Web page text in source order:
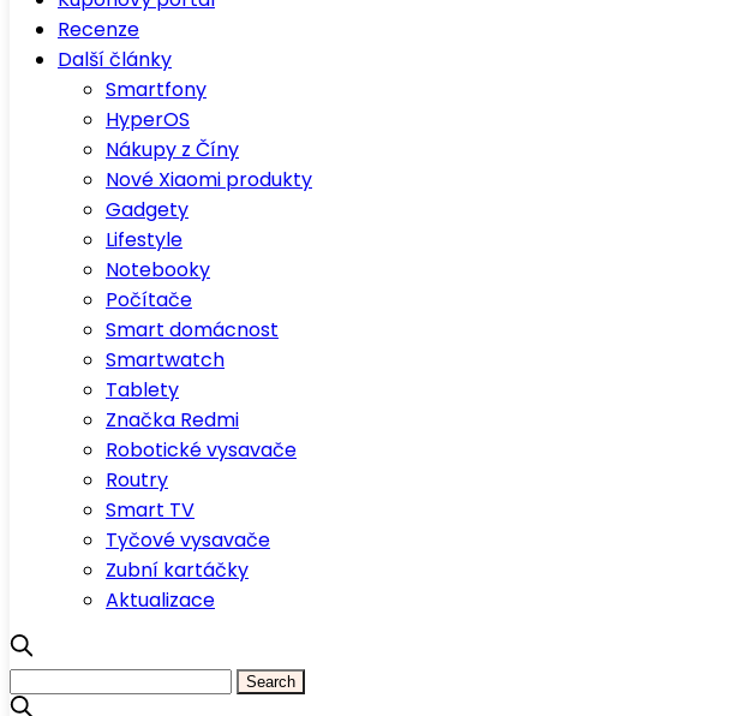
Recenze
Další články
Smartfony
HyperOS
Nákupy z Číny
Nové Xiaomi produkty
Gadgety
Lifestyle
Notebooky
Počítače
Smart domácnost
Smartwatch
Tablety
Značka Redmi
Robotické vysavače
Routry
Smart TV
Tyčové vysavače
Zubní kartáčky
Aktualizace